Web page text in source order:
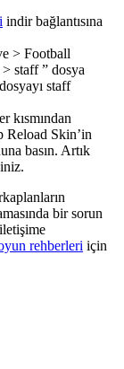
indir bağlantısına
> Football
staff ” dosya
staff
kısmından
Reload Skin’in
basın. Artık
bir sorun
rehberleri için